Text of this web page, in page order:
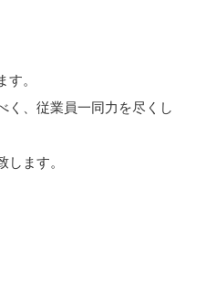
。
く、従業員一同力を尽くし
ます。